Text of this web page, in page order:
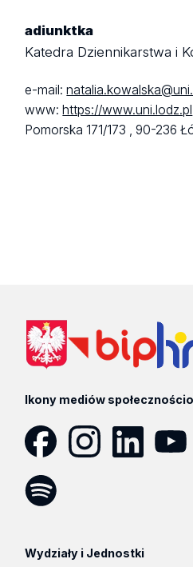
adiunktka
Katedra Dziennikarstwa i
e-mail:
www:https://www.uni.lodz.pl
Pomorska 171/173 ,90-236
Ikony mediów
Wydziały i Jednostki